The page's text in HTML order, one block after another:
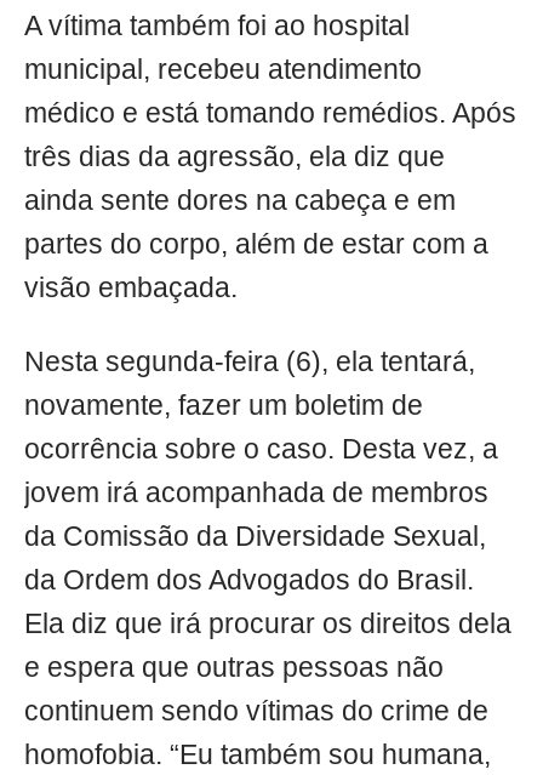
A vítima também foi ao hospital
municipal, recebeu atendimento
médico e está tomando remédios. Após
três dias da agressão, ela diz que
ainda sente dores na cabeça e em
partes do corpo, além de estar com a
visão embaçada.
Nesta segunda-feira (6), ela tentará,
novamente, fazer um boletim de
ocorrência sobre o caso. Desta vez, a
jovem irá acompanhada de membros
da Comissão da Diversidade Sexual,
da Ordem dos Advogados do Brasil.
Ela diz que irá procurar os direitos dela
e espera que outras pessoas não
continuem sendo vítimas do crime de
homofobia. “Eu também sou humana,